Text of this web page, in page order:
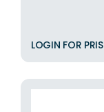
LOGIN FOR PRIS